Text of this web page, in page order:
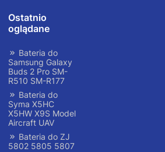
Ostatnio
oglądane
Bateria do
Samsung Galaxy
Buds 2 Pro SM-
R510 SM-R177
Bateria do
Syma X5HC
X5HW X9S Model
Aircraft UAV
Bateria do ZJ
5802 5805 5807